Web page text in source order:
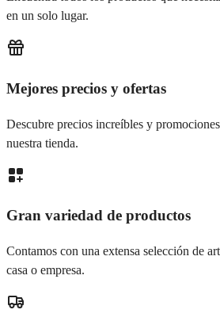
en un solo lugar.
Mejores precios y ofertas
Descubre precios increíbles y
nuestra tienda.
Gran variedad de productos
Contamos con una extensa selección de
casa o empresa.